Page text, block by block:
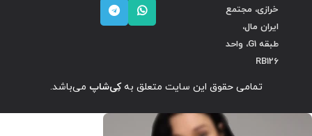
خرازی، مجتمع
ایران مال،
طبقه G1، واحد
RB126
تمامی حقوق این سایت متعلق بهکِی‌شاپ می‌باشد.